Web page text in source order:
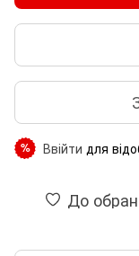
% Ввійти для
До